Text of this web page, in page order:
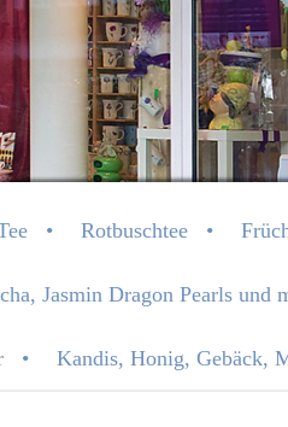
Rotbuschtee
Jasmin Dragon Pearls und
Kandis, Honig, Gebäck,